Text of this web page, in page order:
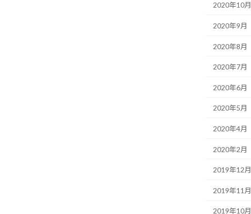
2020年10月
2020年9月
2020年8月
2020年7月
2020年6月
2020年5月
2020年4月
2020年2月
2019年12月
2019年11月
2019年10月